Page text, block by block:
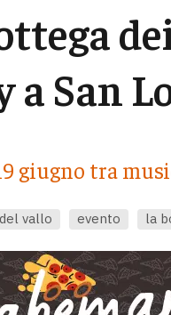
a San
giugno tra
vallo evento la